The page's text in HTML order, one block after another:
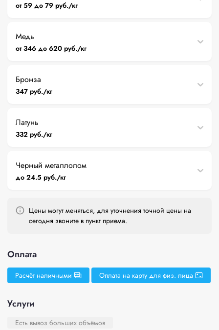
от 59 до 79 руб./кг
Медь
от 346 до 620 руб./кг
Бронза
347 руб./кг
Латунь
332 руб./кг
Черный металлолом
до 24.5 руб./кг
Цены могут меняться, для уточнения точной цены на
сегодня звоните в пункт приема.
Оплата
Расчёт наличными Оплата на карту для физ. лица
Услуги
Есть вывоз больших объёмов